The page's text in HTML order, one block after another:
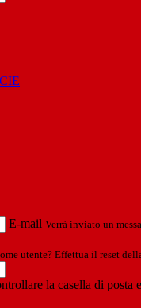
E-mail Verrà inviato un
utente? Effettua il reset
la casella di posta